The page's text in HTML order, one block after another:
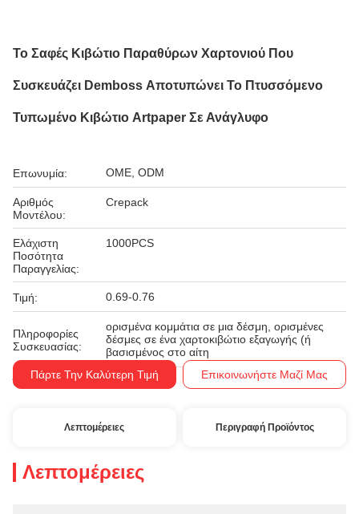
Το Σαφές Κιβώτιο Παραθύρων Χαρτονιού Που
Συσκευάζει Demboss Αποτυπώνει Το Πτυσσόμενο
Τυπωμένο Κιβώτιο Artpaper Σε Ανάγλυφο
Επωνυμία: OME, ODM
Αριθμός
Μοντέλου:
Crepack
Ελάχιστη
Ποσότητα
Παραγγελίας:
1000PCS
Τιμή: 0.69-0.76
Πληροφορίες
Συσκευασίας:
ορισμένα κομμάτια σε μια δέσμη, ορισμένες
δέσμες σε ένα χαρτοκιβώτιο εξαγωγής (ή
βασισμένος στο αίτη
Όροι Πληρωμής: T/T
Πάρτε Την Καλύτερη Τιμή Επικοινωνήστε Μαζί Μας
Λεπτομέρειες Περιγραφή Προϊόντος
Λεπτομέρειες